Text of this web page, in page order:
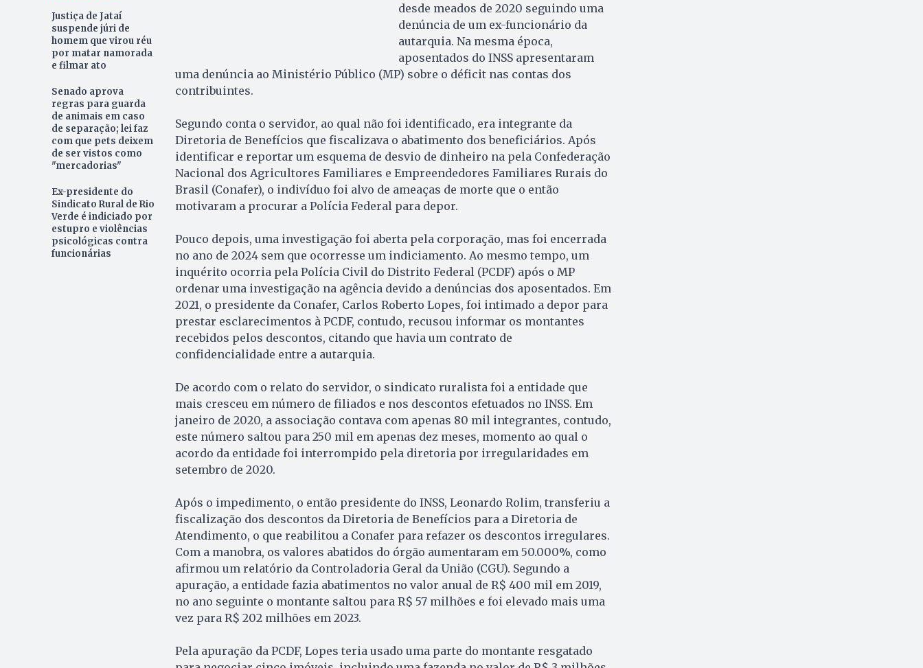
Justiça de Jataí
suspende júri de
homem que virou réu
por matar namorada
e filmar ato
Senado aprova
regras para guarda
de animais em caso
de separação; lei faz
com que pets deixem
de ser vistos como
"mercadorias"
Ex-presidente do
Sindicato Rural de Rio
Verde é indiciado por
estupro e violências
psicológicas contra
funcionárias
desde meados de 2020 seguindo uma
denúncia de um ex-funcionário da
autarquia. Na mesma época,
aposentados do INSS apresentaram
uma denúncia ao Ministério Público (MP) sobre o déficit nas contas dos
contribuintes.
Segundo conta o servidor, ao qual não foi identificado, era integrante da
Diretoria de Benefícios que fiscalizava o abatimento dos beneficiários. Após
identificar e reportar um esquema de desvio de dinheiro na pela Confederação
Nacional dos Agricultores Familiares e Empreendedores Familiares Rurais do
Brasil (Conafer), o indivíduo foi alvo de ameaças de morte que o então
motivaram a procurar a Polícia Federal para depor.
Pouco depois, uma investigação foi aberta pela corporação, mas foi encerrada
no ano de 2024 sem que ocorresse um indiciamento. Ao mesmo tempo, um
inquérito ocorria pela Polícia Civil do Distrito Federal (PCDF) após o MP
ordenar uma investigação na agência devido a denúncias dos aposentados. Em
2021, o presidente da Conafer, Carlos Roberto Lopes, foi intimado a depor para
prestar esclarecimentos à PCDF, contudo, recusou informar os montantes
recebidos pelos descontos, citando que havia um contrato de
confidencialidade entre a autarquia.
De acordo com o relato do servidor, o sindicato ruralista foi a entidade que
mais cresceu em número de filiados e nos descontos efetuados no INSS. Em
janeiro de 2020, a associação contava com apenas 80 mil integrantes, contudo,
este número saltou para 250 mil em apenas dez meses, momento ao qual o
acordo da entidade foi interrompido pela diretoria por irregularidades em
setembro de 2020.
Após o impedimento, o então presidente do INSS, Leonardo Rolim, transferiu a
fiscalização dos descontos da Diretoria de Benefícios para a Diretoria de
Atendimento, o que reabilitou a Conafer para refazer os descontos irregulares.
Com a manobra, os valores abatidos do órgão aumentaram em 50.000%, como
afirmou um relatório da Controladoria Geral da União (CGU). Segundo a
apuração, a entidade fazia abatimentos no valor anual de R$ 400 mil em 2019,
no ano seguinte o montante saltou para R$ 57 milhões e foi elevado mais uma
vez para R$ 202 milhões em 2023.
Pela apuração da PCDF, Lopes teria usado uma parte do montante resgatado